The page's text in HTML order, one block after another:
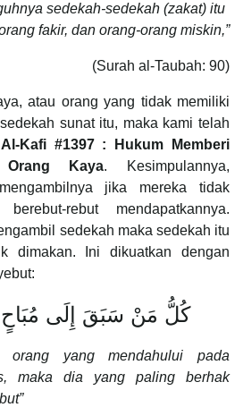
sedekah-sedekah (zakat) itu
fakir, dan orang-orang miskin,”
(Surah al-Taubah: 90)
atau orang yang tidak memiliki
sunat itu, maka kami telah
Al-Kafi #1397 : Hukum Memberi
Kaya. Kesimpulannya,
jika mereka tidak
rebut mendapatkannya.
sedekah maka sedekah itu
dimakan. Ini dikuatkan dengan
كُلُّ مَنْ سَبَقَ إِلَى
orang yang mendahului pada
maka dia yang paling berhak